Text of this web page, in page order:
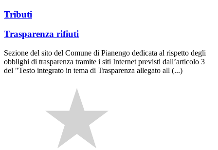
Tributi
Trasparenza rifiuti
Sezione del sito del Comune di Pianengo dedicata al rispetto degli
obblighi di trasparenza tramite i siti Internet previsti dall’articolo 3
del "Testo integrato in tema di Trasparenza allegato all (...)